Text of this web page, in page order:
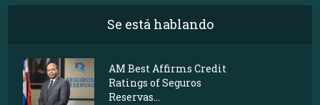
Se está hablando
AM Best Affirms Credit
Ratings of Seguros
Reservas...